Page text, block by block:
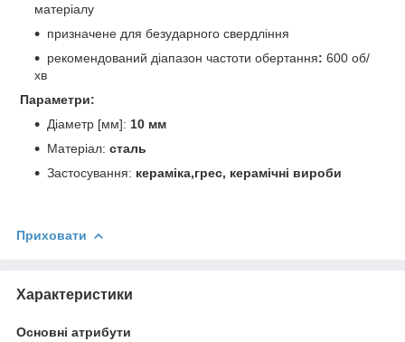
матеріалу
призначене для безударного свердління
рекомендований діапазон частоти обертання: 600 об/
хв
Параметри:
Діаметр [мм]: 10 мм
Матеріал: сталь
Застосування: кераміка,грес, керамічні вироби
Приховати
Характеристики
Основні атрибути